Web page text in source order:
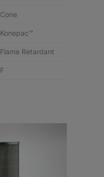
Cone
Konepac™
Flame Retardant
F